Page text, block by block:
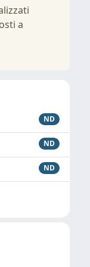
a
ND
ND
ND